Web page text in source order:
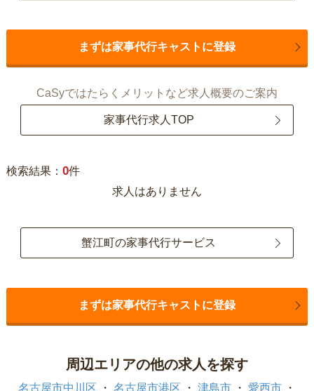
まずは家事代行キャストに登録
CaSyではたらくメリットなど求人概要のご案内
家事代行求人TOP
検索結果： 0件
求人はありません
蟹江町の家事代行サービス
まずは家事代行キャストに登録
周辺エリアの他の求人を探す
名古屋市中川区 名古屋市港区 津島市
愛西市